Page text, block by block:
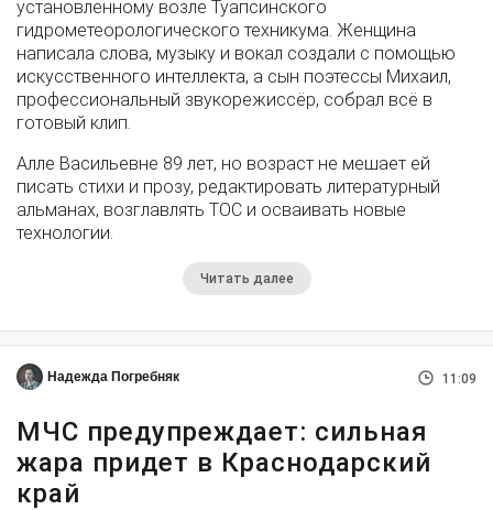
установленному возле Туапсинского
гидрометеорологического техникума. Женщина
написала слова, музыку и вокал создали с помощью
искусственного интеллекта, а сын поэтессы Михаил,
профессиональный звукорежиссёр, собрал всё в
готовый клип.
Алле Васильевне 89 лет, но возраст не мешает ей
писать стихи и прозу, редактировать литературный
альманах, возглавлять ТОС и осваивать новые
технологии.
Читать далее
Надежда Погребняк 11:09
МЧС предупреждает: сильная
жара придет в Краснодарский
край